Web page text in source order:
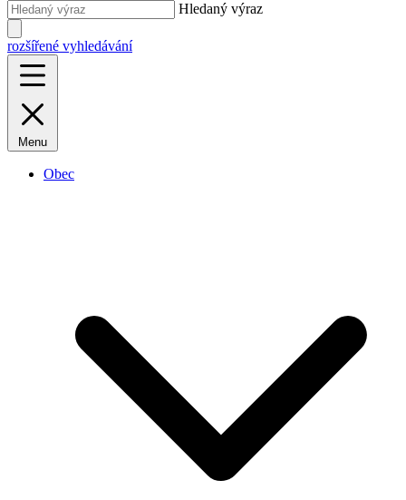
Hledaný výraz
rozšířené vyhledávání
Menu
Obec